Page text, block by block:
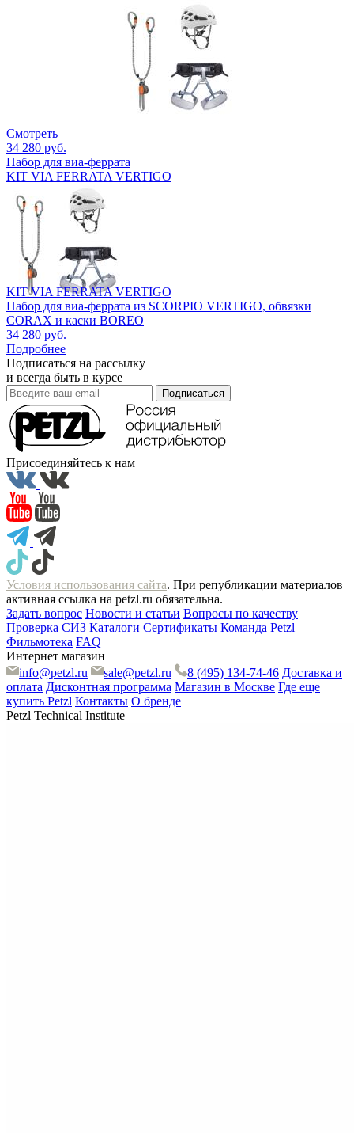
Смотреть
34 280 руб.
Набор для виа-феррата
KIT VIA FERRATA VERTIGO
KIT VIA FERRATA VERTIGO
Набор для виа-феррата из SCORPIO VERTIGO, обвязки
CORAX и каски BOREO
34 280 руб.
Подробнее
Подписаться на рассылку
и всегда быть в курсе
Подписаться
Присоединяйтесь к нам
Условия использования сайта. При републикации материалов
активная ссылка на petzl.ru обязательна.
Задать вопрос Новости и статьи Вопросы по качеству
Проверка СИЗ Каталоги Сертификаты Команда Petzl
Фильмотека FAQ
Интернет магазин
info@petzl.ru
sale@petzl.ru 8 (495) 134-74-46 Доставка и
оплата Дисконтная программа Магазин в Москве Где еще
купить Petzl Контакты О бренде
Petzl Technical Institute